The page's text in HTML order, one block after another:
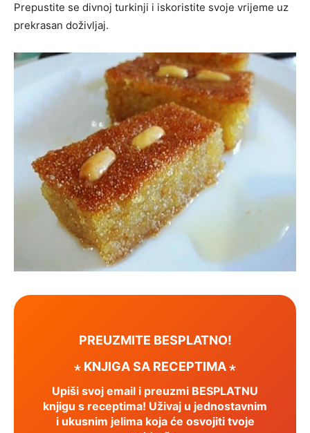
Prepustite se divnoj turkinji i iskoristite svoje vrijeme uz
prekrasan doživljaj.
PREUZMITE BESPLATNO!
⋆ KNJIGA SA RECEPTIMA ⋆
Upiši svoj email i preuzmi BESPLATNU
knjigu s receptima! Uživaj u jednostavnim
i ukusnim jelima koja će osvojiti tvoje